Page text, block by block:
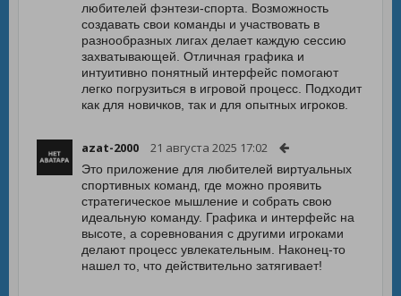
любителей фэнтези-спорта. Возможность
создавать свои команды и участвовать в
разнообразных лигах делает каждую сессию
захватывающей. Отличная графика и
интуитивно понятный интерфейс помогают
легко погрузиться в игровой процесс. Подходит
как для новичков, так и для опытных игроков.
azat-2000 21 августа 2025 17:02
Это приложение для любителей виртуальных
спортивных команд, где можно проявить
стратегическое мышление и собрать свою
идеальную команду. Графика и интерфейс на
высоте, а соревнования с другими игроками
делают процесс увлекательным. Наконец-то
нашел то, что действительно затягивает!